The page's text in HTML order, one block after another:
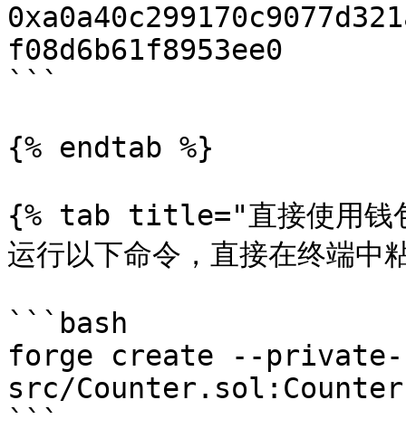
f08d6b61f8953ee0
```
{% endtab %}
{% tab title="直接使用钱
运行以下命令，直接在终端中
```bash
forge create --private-
src/Counter.sol:Counter
```